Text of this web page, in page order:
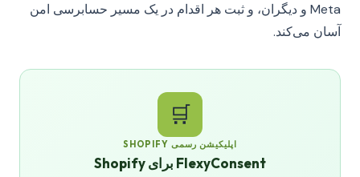
Meta و دیگران، و ثبت هر اقدام در یک مسیر حسابرسی امن
آسان می‌کند.
🛒
اپلیکیشن رسمی SHOPIFY
FlexyConsent برای Shopify